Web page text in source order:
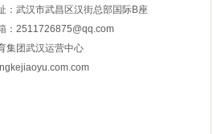
：武汉市武昌区汉街总部国际B座
：2511726875@qq.com
集团武汉运营中心